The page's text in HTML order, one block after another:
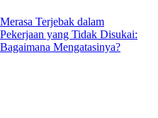
Merasa Terjebak dalam
Pekerjaan yang Tidak Disukai:
Bagaimana Mengatasinya?